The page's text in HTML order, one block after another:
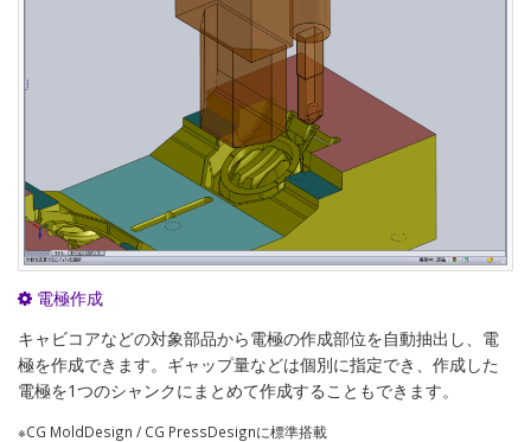
電極作成
キャビコアなどの対象部品から電極の作成部位を自動抽出し、電
極を作成できます。ギャップ量などは個別に指定でき、作成した
電極を1つのシャンクにまとめて作成することもできます。
※CG MoldDesign / CG PressDesignに標準搭載